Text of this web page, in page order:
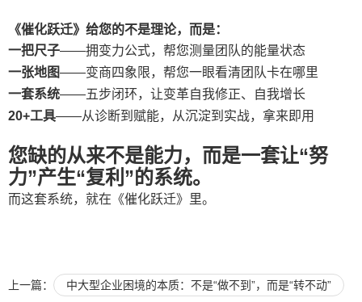
《催化跃迁》给您的不是理论，而是：
一把尺子——拥变力公式，帮您测量团队的能量状态
一张地图——变商四象限，帮您一眼看清团队卡在哪里
一套系统——五步闭环，让变革自我修正、自我增长
20+工具——从诊断到赋能，从沉淀到实战，拿来即用
您缺的从来不是能力，而是一套让“努
力”产生“复利 ”的系统。
而这套系统，就在《催化跃迁》里。
上一篇： 中大型企业困境的本质：不是“做不到”，而是“转不动”